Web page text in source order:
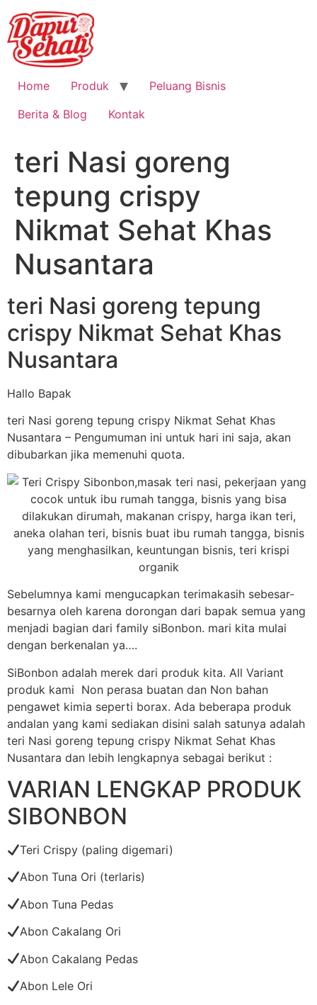
Home Produk
Peluang Bisnis
Berita & Blog
Kontak
teri Nasi goreng
tepung crispy
Nikmat Sehat Khas
Nusantara
teri Nasi goreng tepung
crispy Nikmat Sehat Khas
Nusantara
Hallo Bapak
teri Nasi goreng tepung crispy Nikmat Sehat Khas
Nusantara – Pengumuman ini untuk hari ini saja, akan
dibubarkan jika memenuhi quota.
Sebelumnya kami mengucapkan terimakasih sebesar-
besarnya oleh karena dorongan dari bapak semua yang
menjadi bagian dari family siBonbon. mari kita mulai
dengan berkenalan ya….
SiBonbon adalah merek dari produk kita. All Variant
produk kami Non perasa buatan dan Non bahan
pengawet kimia seperti borax. Ada beberapa produk
andalan yang kami sediakan disini salah satunya adalah
teri Nasi goreng tepung crispy Nikmat Sehat Khas
Nusantara dan lebih lengkapnya sebagai berikut :
VARIAN LENGKAP PRODUK
SIBONBON
Teri Crispy (paling digemari)
Abon Tuna Ori (terlaris)
Abon Tuna Pedas
Abon Cakalang Ori
Abon Cakalang Pedas
Abon Lele Ori